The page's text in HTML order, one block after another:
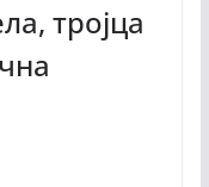
тројца